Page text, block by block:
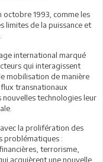
1993, comme les
limites de la puissance et
international marqué
qui interagissent
mobilisation de manière
transnationaux
technologies leur
la prolifération des
problématiques :
terrorisme,
acquièrent une nouvelle